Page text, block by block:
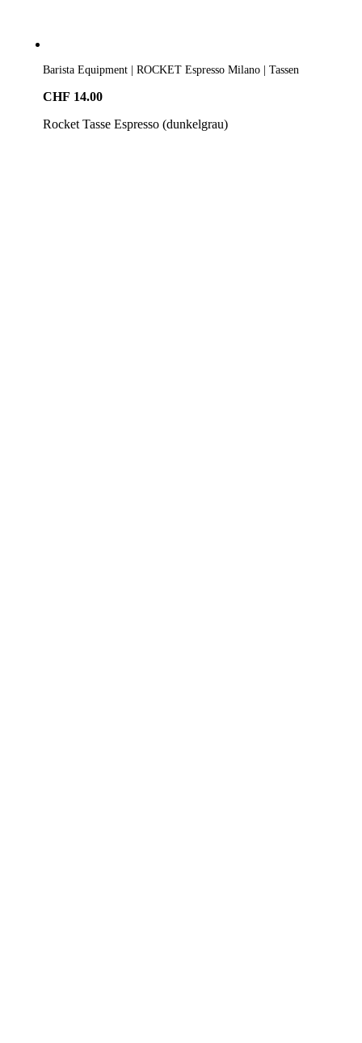
Barista Equipment | ROCKET Espresso Milano | Tassen
CHF 14.00
Rocket Tasse Espresso (dunkelgrau)